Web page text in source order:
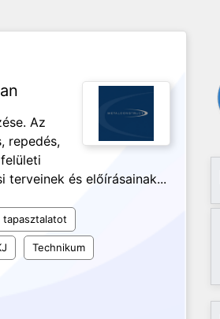
Az
repedés,
terveinek és előírásainak...
tapasztalatot
Technikum